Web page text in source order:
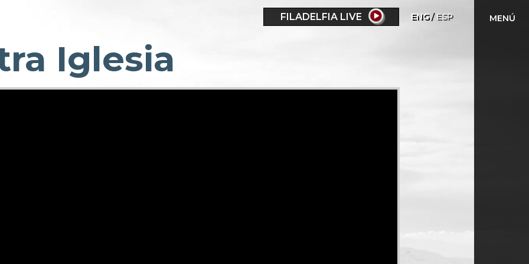
FILADELFIA LIVE ENG ESP MENÚ
Iglesia